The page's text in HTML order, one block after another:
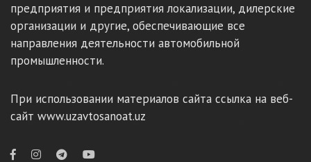
предприятия и предприятия локализации, дилерские
организации и другие, обеспечивающие все
направления деятельности автомобильной
промышленности.
При использовании материалов сайта ссылка на веб-
сайт www.uzavtosanoat.uz